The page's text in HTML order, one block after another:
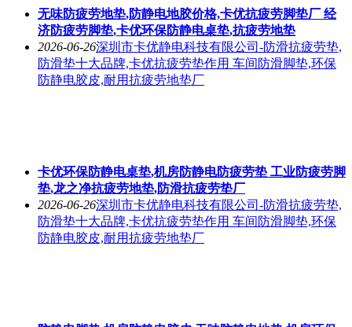
无味防疲劳地垫,防静电地胶价格,卡优抗疲劳脚垫厂 经
济防疲劳脚垫,卡优环保防静电桌垫,抗疲劳地垫
2026-06-26深圳市卡优静电科技有限公司-防滑抗疲劳垫,
防滑垫十大品牌,卡优抗疲劳垫作用 车间防滑脚垫,环保
防静电胶皮,耐用抗疲劳地垫厂
卡优环保防静电桌垫,机房防静电防疲劳垫 工业防疲劳脚
垫,龙之净抗疲劳地垫,防滑抗疲劳垫厂
2026-06-26深圳市卡优静电科技有限公司-防滑抗疲劳垫,
防滑垫十大品牌,卡优抗疲劳垫作用 车间防滑脚垫,环保
防静电胶皮,耐用抗疲劳地垫厂